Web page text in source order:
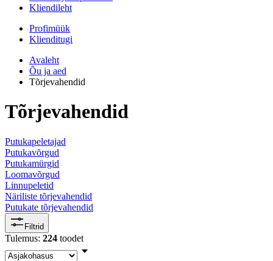
Kliendileht
Profimüük
Klienditugi
Avaleht
Õu ja aed
Tõrjevahendid
Tõrjevahendid
Putukapeletajad
Putukavõrgud
Putukamürgid
Loomavõrgud
Linnupeletid
Näriliste tõrjevahendid
Putukate tõrjevahendid
Filtrid
Tulemus: 224 toodet